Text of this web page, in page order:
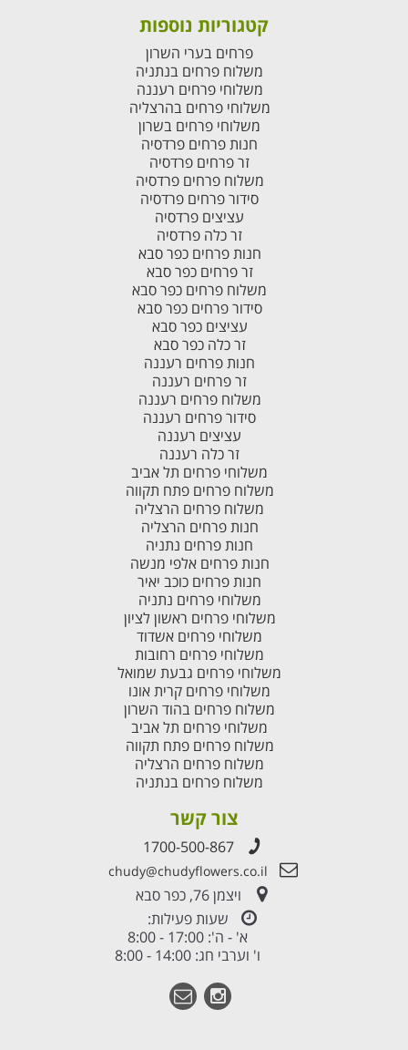
קטגוריות נוספות
פרחים בערי השרון
משלוח פרחים בנתניה
משלוחי פרחים רעננה
משלוחי פרחים בהרצליה
משלוחי פרחים בשרון
חנות פרחים פרדסיה
זר פרחים פרדסיה
משלוח פרחים פרדסיה
סידור פרחים פרדסיה
עציצים פרדסיה
זר כלה פרדסיה
חנות פרחים כפר סבא
זר פרחים כפר סבא
משלוח פרחים כפר סבא
סידור פרחים כפר סבא
עציצים כפר סבא
זר כלה כפר סבא
חנות פרחים רעננה
זר פרחים רעננה
משלוח פרחים רעננה
סידור פרחים רעננה
עציצים רעננה
זר כלה רעננה
משלוחי פרחים תל אביב
משלוח פרחים פתח תקווה
משלוח פרחים הרצליה
חנות פרחים הרצליה
חנות פרחים נתניה
חנות פרחים אלפי מנשה
חנות פרחים כוכב יאיר
משלוחי פרחים נתניה
משלוחי פרחים ראשון לציון
משלוחי פרחים אשדוד
משלוחי פרחים רחובות
משלוחי פרחים גבעת שמואל
משלוחי פרחים קרית אונו
משלוח פרחים בהוד השרון
משלוחי פרחים תל אביב
משלוח פרחים פתח תקווה
משלוח פרחים הרצליה
משלוח פרחים בנתניה
צור קשר
1700-500-867
chudy@chudyflowers.co.il
ויצמן 76, כפר סבא
שעות פעילות:
א' - ה': 17:00 - 8:00
ו' וערבי חג: 14:00 - 8:00